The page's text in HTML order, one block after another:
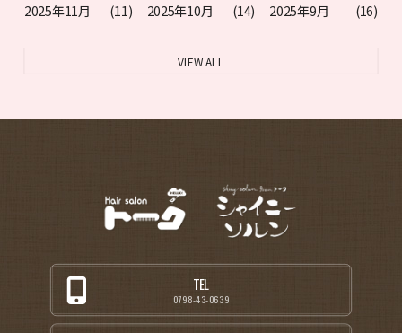
2025年11月 (11) 2025年10月 (14) 2025年9月 (16)
VIEW ALL
TEL
0798-43-0639